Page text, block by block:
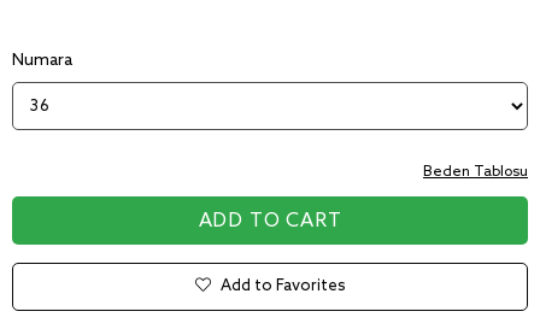
Numara
Beden Tablosu
Add to Favorites